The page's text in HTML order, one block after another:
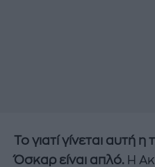
Το γιατί γίνεται αυτή
Όσκαρ είναι απλό. Η